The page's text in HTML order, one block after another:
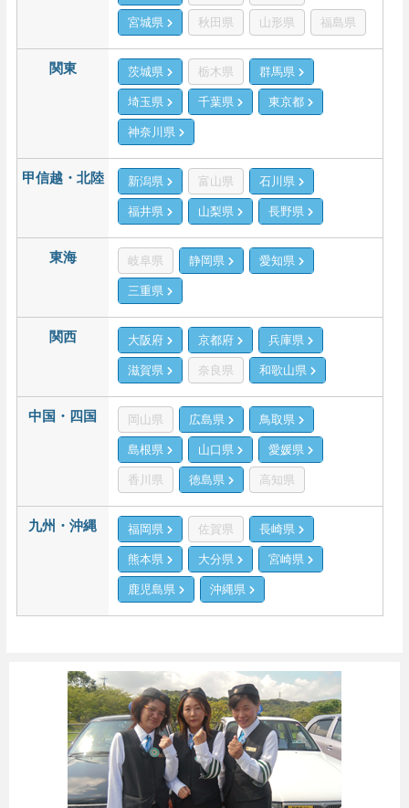
宮城県 秋田県 山形県 福島県
関東 茨城県 栃木県 群馬県
埼玉県 千葉県 東京都
神奈川県
甲信越・北陸 新潟県 富山県 石川県
福井県 山梨県 長野県
東海 岐阜県 静岡県 愛知県
三重県
関西 大阪府 京都府 兵庫県
滋賀県 奈良県 和歌山県
中国・四国 岡山県 広島県 鳥取県
島根県 山口県 愛媛県
香川県 徳島県 高知県
九州・沖縄 福岡県 佐賀県 長崎県
熊本県 大分県 宮崎県
鹿児島県 沖縄県